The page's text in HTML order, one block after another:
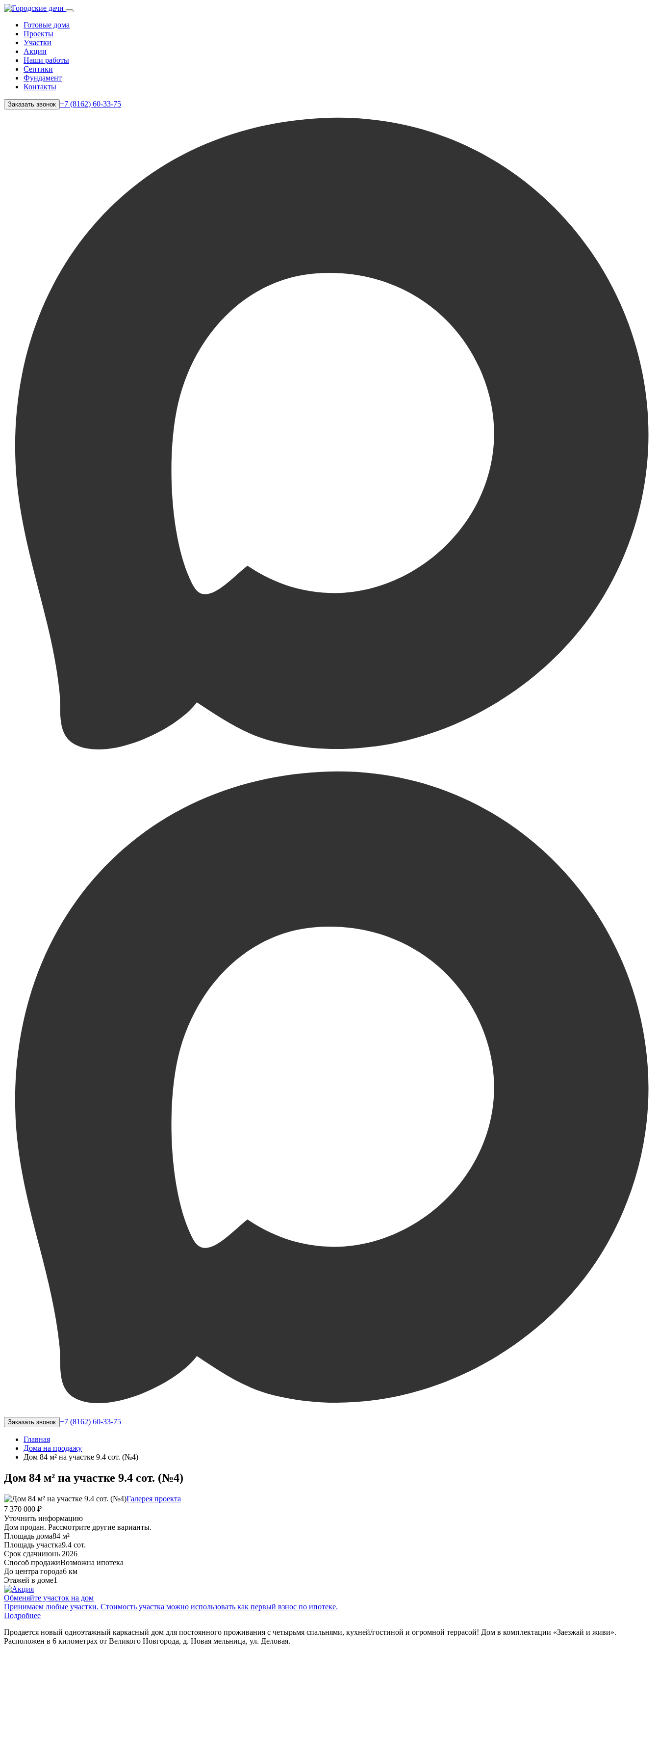
Готовые дома
Проекты
Участки
Акции
Наши работы
Септики
Фундамент
Контакты
Заказать звонок +7 (8162) 60-33-75
Заказать звонок +7 (8162) 60-33-75
Главная
Дома на продажу
Дом 84 м² на участке 9.4 сот. (№4)
Дом 84 м² на участке 9.4 сот. (№4)
Галерея проекта
7 370 000 ₽
Уточнить информацию
Дом продан. Рассмотрите другие варианты.
Площадь дома84 м²
Площадь участка9.4 сот.
Срок сдачииюнь 2026
Способ продажиВозможна ипотека
До центра города6 км
Этажей в доме1
Обменяйте участок на дом
Принимаем любые участки. Стоимость участка можно использовать как первый взнос по ипотеке.
Подробнее
Продается новый одноэтажный каркасный дом для постоянного проживания с четырьмя спальнями, кухней/гостиной и огромной террасой! Дом в комплектации «Заезжай и живи».
Расположен в 6 километрах от Великого Новгорода, д. Новая мельница, ул. Деловая.